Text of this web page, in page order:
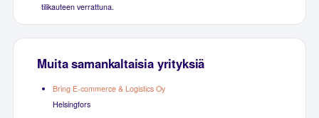
tilikauteen verrattuna.
Muita samankaltaisia yrityksiä
Bring E-commerce & Logistics Oy
Helsingfors